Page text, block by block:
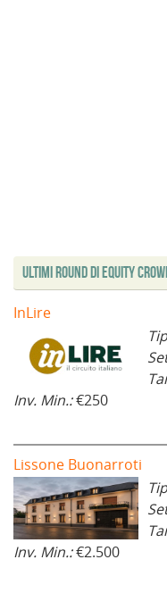
Ultimi Round di Equity
InLire
Inv. Min.:€250
Lissone Buonarroti
Inv. Min.:€2.500